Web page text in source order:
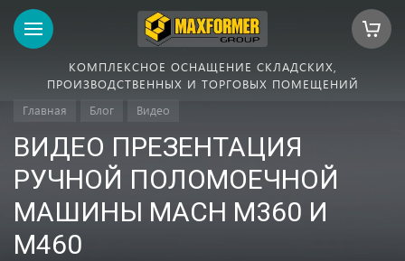
КОМПЛЕКСНОЕ ОСНАЩЕНИЕ СКЛАДСКИХ,
ПРОИЗВОДСТВЕННЫХ И ТОРГОВЫХ ПОМЕЩЕНИЙ
Главная
Блог Видео
ВИДЕО ПРЕЗЕНТАЦИЯ
РУЧНОЙ ПОЛОМОЕЧНОЙ
МАШИНЫ MACH M360 И
M460